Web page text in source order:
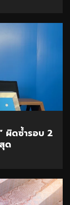
ผิดซ้ำรอบ 2
ด